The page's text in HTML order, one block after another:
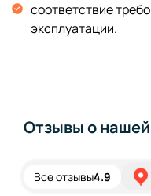
соответствие
эксплуатации.
Отзывы о
Все отзывы4.9